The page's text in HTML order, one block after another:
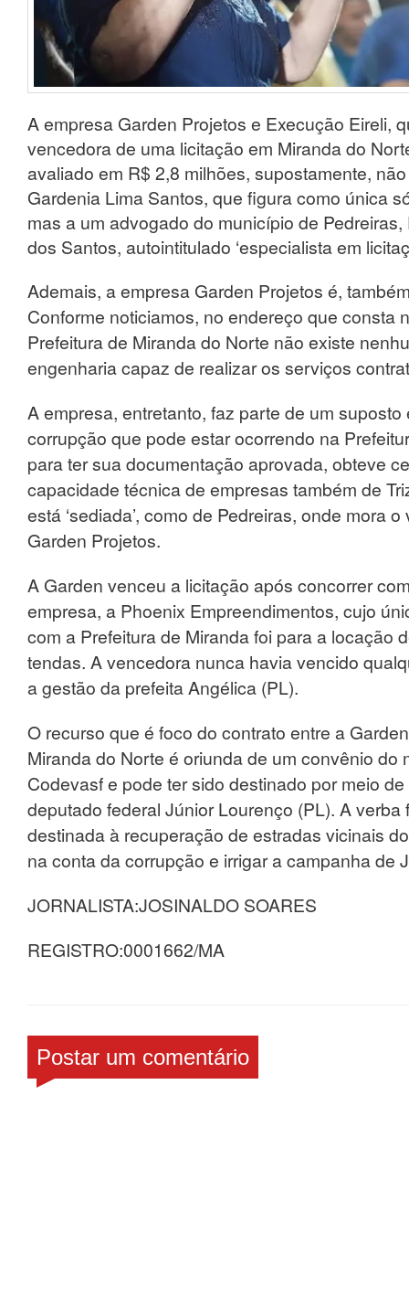
A empresa Garden Projetos e Execução Eireli,
vencedora de uma licitação em Miranda do
avaliado em R$ 2,8 milhões, supostamente,
Gardenia Lima Santos, que figura como única
mas a um advogado do município de
dos Santos, autointitulado ‘especialista em
Ademais, a empresa Garden Projetos é,
Conforme noticiamos, no endereço que consta
Prefeitura de Miranda do Norte não existe
engenharia capaz de realizar os serviços
A empresa, entretanto, faz parte de um
corrupção que pode estar ocorrendo na
para ter sua documentação aprovada, obteve
capacidade técnica de empresas também de
está ‘sediada’, como de Pedreiras, onde mora
Garden Projetos.
A Garden venceu a licitação após concorrer
empresa, a Phoenix Empreendimentos, cujo
com a Prefeitura de Miranda foi para a locação
tendas. A vencedora nunca havia vencido
a gestão da prefeita Angélica (PL).
O recurso que é foco do contrato entre a
Miranda do Norte é oriunda de um convênio do
Codevasf e pode ter sido destinado por meio
deputado federal Júnior Lourenço (PL). A verba
destinada à recuperação de estradas vicinais
na conta da corrupção e irrigar a campanha de
JORNALISTA:JOSINALDO SOARES
REGISTRO:0001662/MA
Postar um comentário